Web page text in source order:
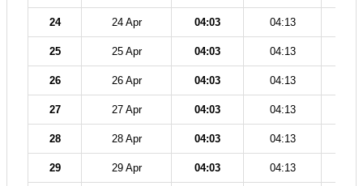
24 24 Apr 04:03 04:13
25 25 Apr 04:03 04:13
26 26 Apr 04:03 04:13
27 27 Apr 04:03 04:13
28 28 Apr 04:03 04:13
29 29 Apr 04:03 04:13